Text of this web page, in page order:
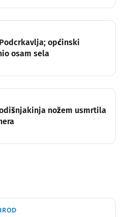
općinski
osam sela
nožem usmrtila